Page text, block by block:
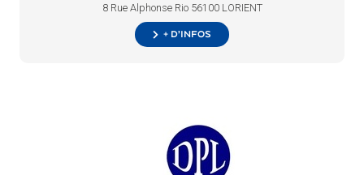
8 Rue Alphonse Rio 56100 LORIENT
+ d’infos